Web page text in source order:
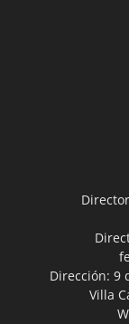
Dirección: 9
Villa